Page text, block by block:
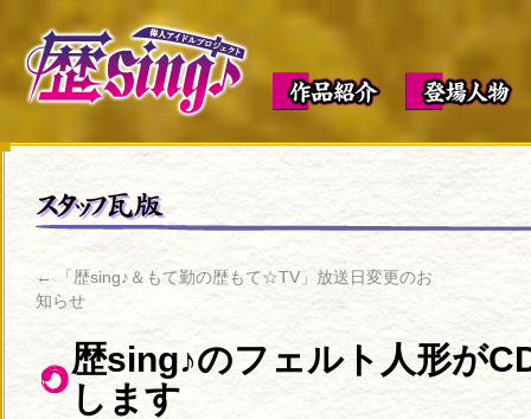
←「歴sing♪＆もて勤の歴もて☆TV」放送日変更のお
知らせ
歴sing♪のフェルト人形が
します